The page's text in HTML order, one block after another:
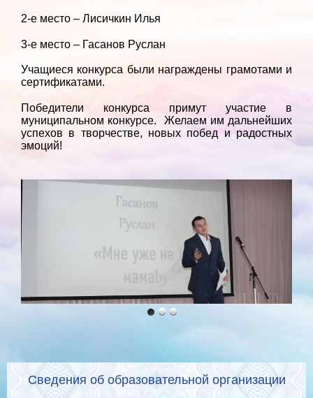
2-е место – Лисичкин Илья
3-е место – Гасанов Руслан
Учащиеся конкурса были награждены грамотами и
сертификатами.
Победители конкурса примут участие в
муниципальном конкурсе. Желаем им дальнейших
успехов в творчестве, новых побед и радостных
эмоций!
Сведения об образовательной организации